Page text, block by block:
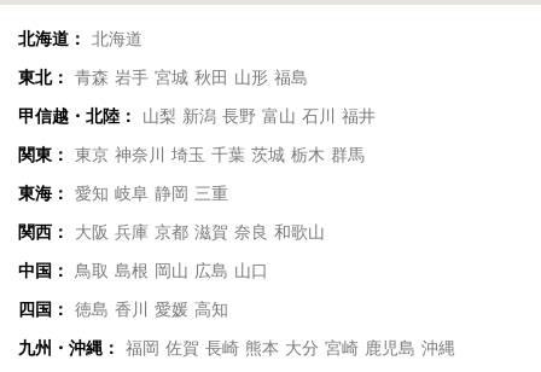
北海道：
北海道
東北：
青森 岩手 宮城 秋田 山形 福島
甲信越・北陸：
山梨 新潟 長野 富山 石川
福井
関東：
東京 神奈川 埼玉 千葉 茨城 栃木 群馬
東海：
愛知 岐阜 静岡 三重
関西：
大阪 兵庫 京都 滋賀 奈良 和歌山
中国：
鳥取 島根 岡山 広島 山口
四国：
徳島 香川 愛媛 高知
九州・沖縄：
福岡 佐賀 長崎 熊本 大分 宮崎 鹿児島 沖縄